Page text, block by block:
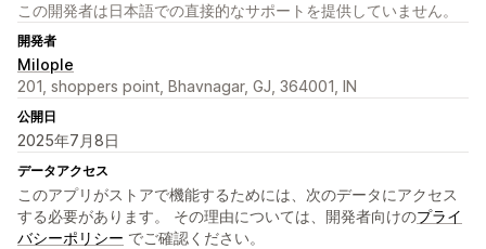
この開発者は日本語での直接的なサポートを提供していません。
開発者
Milople
201, shoppers point, Bhavnagar, GJ, 364001, IN
公開日
2025年7月8日
データアクセス
このアプリがストアで機能するためには、次のデータにアクセス
する必要があります。 その理由については、開発者向けのプライ
バシーポリシー でご確認ください。